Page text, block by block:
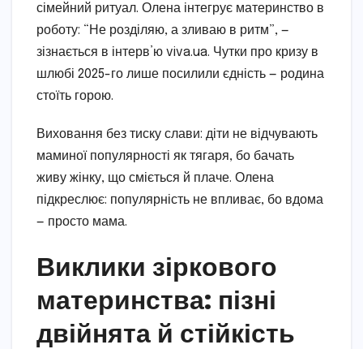
сімейний ритуал. Олена інтегрує материнство в
роботу: “Не розділяю, а зливаю в ритм”, —
зізнається в інтерв’ю viva.ua. Чутки про кризу в
шлюбі 2025-го лише посилили єдність — родина
стоїть горою.
Виховання без тиску слави: діти не відчувають
маминої популярності як тягаря, бо бачать
живу жінку, що сміється й плаче. Олена
підкреслює: популярність не впливає, бо вдома
— просто мама.
Виклики зіркового
материнства: пізні
двійнята й стійкість